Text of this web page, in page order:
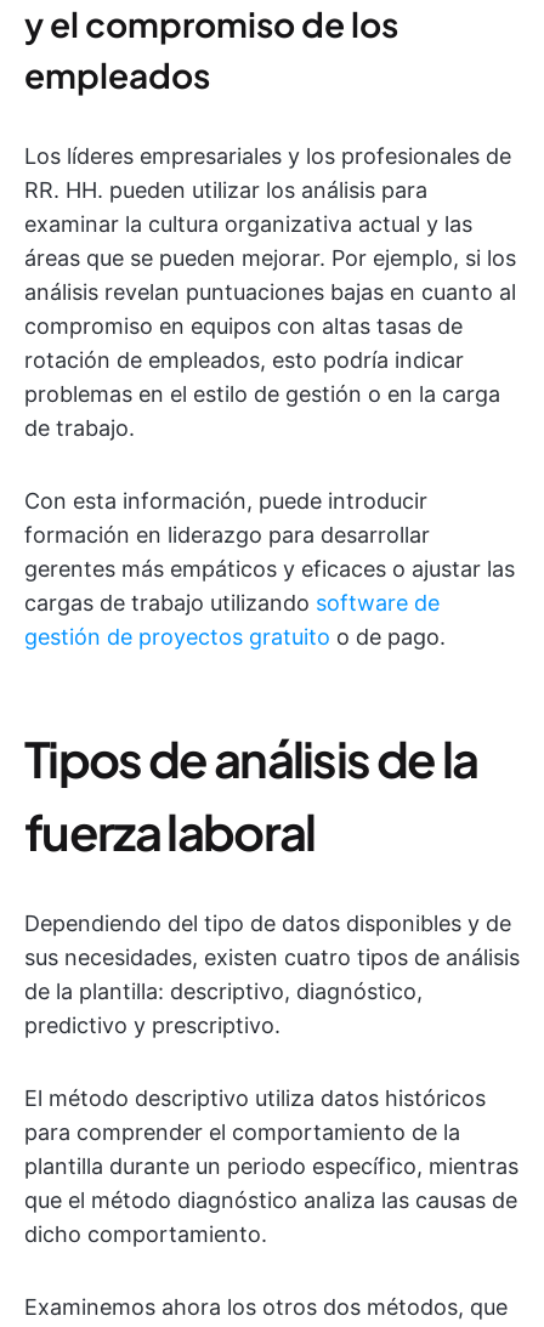
y el compromiso de los
empleados
Los líderes empresariales y los profesionales de
RR. HH. pueden utilizar los análisis para
examinar la cultura organizativa actual y las
áreas que se pueden mejorar. Por ejemplo, si los
análisis revelan puntuaciones bajas en cuanto al
compromiso en equipos con altas tasas de
rotación de empleados, esto podría indicar
problemas en el estilo de gestión o en la carga
de trabajo.
Con esta información, puede introducir
formación en liderazgo para desarrollar
gerentes más empáticos y eficaces o ajustar las
cargas de trabajo utilizando software de
gestión de proyectos gratuito o de pago.
Tipos de análisis de la
fuerza laboral
Dependiendo del tipo de datos disponibles y de
sus necesidades, existen cuatro tipos de análisis
de la plantilla: descriptivo, diagnóstico,
predictivo y prescriptivo.
El método descriptivo utiliza datos históricos
para comprender el comportamiento de la
plantilla durante un periodo específico, mientras
que el método diagnóstico analiza las causas de
dicho comportamiento.
Examinemos ahora los otros dos métodos, que